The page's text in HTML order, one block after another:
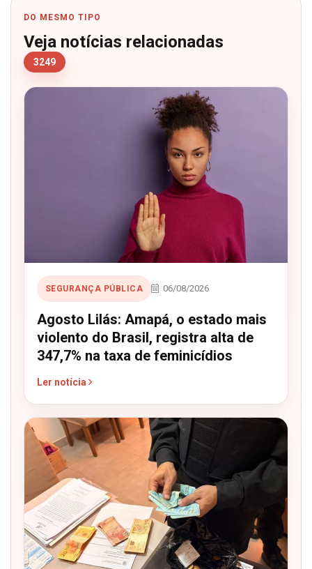
DO MESMO TIPO
Veja notícias relacionadas
3249
SEGURANÇA PÚBLICA 06/08/2026
Agosto Lilás: Amapá, o estado mais
violento do Brasil, registra alta de
347,7% na taxa de feminicídios
Ler notícia